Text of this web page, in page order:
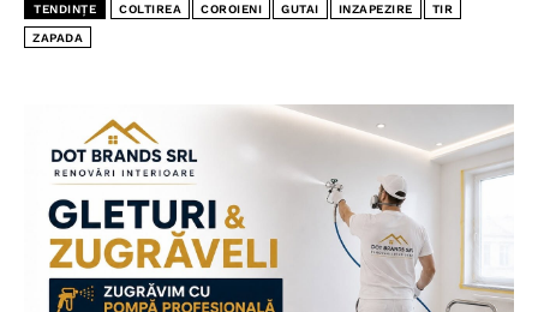
TENDINȚE COLTIREA COROIENI GUTAI INZAPEZIRE TIR
ZAPADA